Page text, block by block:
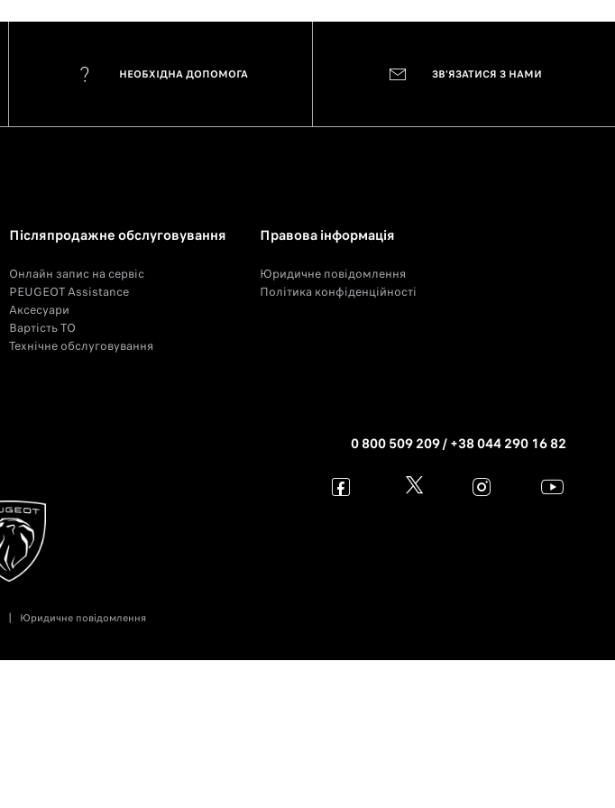
НЕОБХІДНА ДОПОМОГА ЗВ'ЯЗАТИСЯ З НАМИ
Післяпродажне обслуговування
Онлайн запис на сервіс
PEUGEOT Assistance
Аксесуари
Вартість ТО
Технічне обслуговування
Правова інформація
Юридичне повідомлення
Політика конфіденційності
0 800 509 209 / +38 044 290 16 82
Юридичне повідомлення